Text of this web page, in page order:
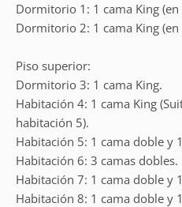
Dormitorio 1: 1 cama King (en
Dormitorio 2: 1 cama King (en
Piso superior:
Dormitorio 3: 1 cama King.
Habitación 4: 1 cama King
habitación 5).
Habitación 5: 1 cama doble y
Habitación 6: 3 camas dobles.
Habitación 7: 1 cama doble y
Habitación 8: 1 cama doble y